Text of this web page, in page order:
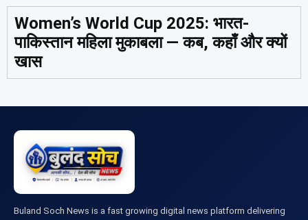
Women’s World Cup 2025: भारत-
पाकिस्तान महिला मुकाबला — कब, कहाँ और क्यों
खास
Buland Soch News is a fast growing digital news platform delivering